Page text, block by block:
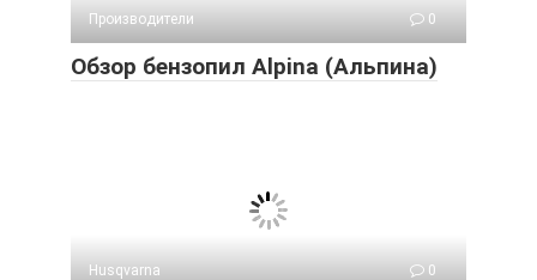
Производители 0
Обзор бензопил Alpina (Альпина)
Husqvarna 0